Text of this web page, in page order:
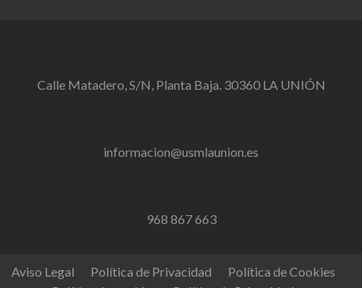
Calle Matadero, S/N, Planta Baja. 30360 LA UNIÓN
informacion@usmlaunion.es
968 867 663
Aviso Legal Política de Privacidad
Política de Cookies